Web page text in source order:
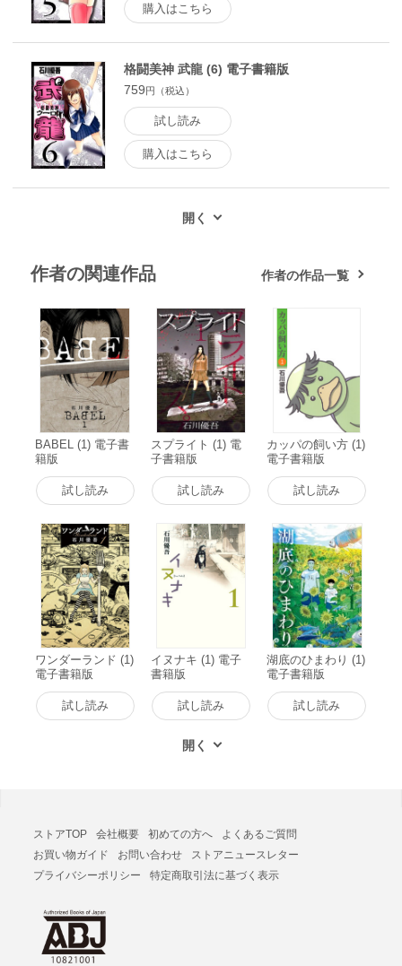
購入はこちら
格闘美神 武龍 (6) 電子書籍版
759円（税込）
試し読み
購入はこちら
作者の関連作品 作者の作品一覧
BABEL (1) 電子書
籍版
試し読み
スプライト (1) 電
子書籍版
試し読み
カッパの飼い方 (1)
電子書籍版
試し読み
ワンダーランド (1)
電子書籍版
試し読み
イヌナキ (1) 電子
書籍版
試し読み
湖底のひまわり (1)
電子書籍版
試し読み
ストアTOP 会社概要 初めての方へ
よくあるご質問
お買い物ガイド
お問い合わせ
ストアニュースレター
プライバシーポリシー
特定商取引法に基づく表示